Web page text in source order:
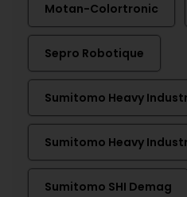
Motan-Colortronic
Sepro Robotique
Sumitomo Heavy
Sumitomo Heavy
Sumitomo SHI Demag